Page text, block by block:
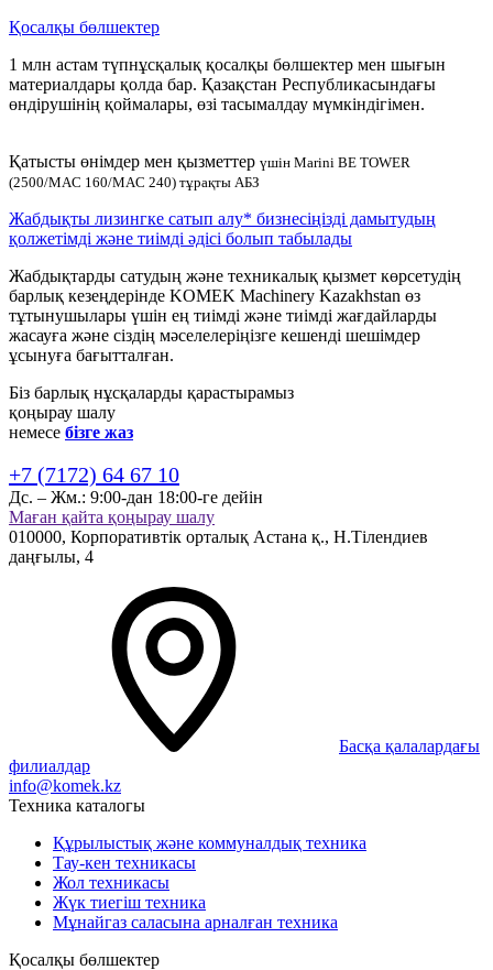
Қосалқы бөлшектер
1 млн астам түпнұсқалық қосалқы бөлшектер мен шығын
материалдары қолда бар. Қазақстан Республикасындағы
өндірушінің қоймалары, өзі тасымалдау мүмкіндігімен.
Қатысты өнімдер мен қызметтер үшін Marini BE TOWER
(2500/MAC 160/MAC 240) тұрақты АБЗ
Жабдықты лизингке сатып алу* бизнесіңізді дамытудың
қолжетімді және тиімді әдісі болып табылады
Жабдықтарды сатудың және техникалық қызмет көрсетудің
барлық кезеңдерінде KOMEK Machinery Kazakhstan өз
тұтынушылары үшін ең тиімді және тиімді жағдайларды
жасауға және сіздің мәселелеріңізге кешенді шешімдер
ұсынуға бағытталған.
Біз барлық нұсқаларды қарастырамыз
қоңырау шалу
немесе бізге жаз
+7 (7172) 64 67 10
Дс. – Жм.: 9:00-дан 18:00-ге дейін
Маған қайта қоңырау шалу
010000, Корпоративтік орталық Астана қ., Н.Тілендиев
даңғылы, 4
Басқа қалалардағы
филиалдар
info@komek.kz
Техника каталогы
Құрылыстық және коммуналдық техника
Тау-кен техникасы
Жол техникасы
Жүк тиегіш техника
Мұнайгаз саласына арналған техника
Қосалқы бөлшектер